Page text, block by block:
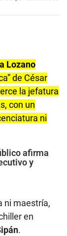
Lozano
de César
la jefatura
con un
ni
afirma
y
ni maestría,
en
.